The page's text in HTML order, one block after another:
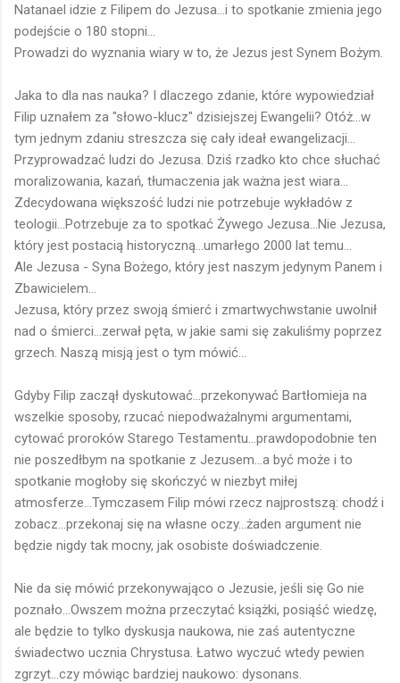
Natanael idzie z Filipem do Jezusa...i to spotkanie zmienia jego
podejście o 180 stopni...
Prowadzi do wyznania wiary w to, że Jezus jest Synem Bożym.
Jaka to dla nas nauka? I dlaczego zdanie, które wypowiedział
Filip uznałem za "słowo-klucz" dzisiejszej Ewangelii? Otóż...w
tym jednym zdaniu streszcza się cały ideał ewangelizacji...
Przyprowadzać ludzi do Jezusa. Dziś rzadko kto chce słuchać
moralizowania, kazań, tłumaczenia jak ważna jest wiara...
Zdecydowana większość ludzi nie potrzebuje wykładów z
teologii...Potrzebuje za to spotkać Żywego Jezusa...Nie Jezusa,
który jest postacią historyczną...umarłego 2000 lat temu...
Ale Jezusa - Syna Bożego, który jest naszym jedynym Panem i
Zbawicielem...
Jezusa, który przez swoją śmierć i zmartwychwstanie uwolnił
nad o śmierci...zerwał pęta, w jakie sami się zakuliśmy poprzez
grzech. Naszą misją jest o tym mówić...
Gdyby Filip zaczął dyskutować...przekonywać Bartłomieja na
wszelkie sposoby, rzucać niepodważalnymi argumentami,
cytować proroków Starego Testamentu...prawdopodobnie ten
nie poszedłbym na spotkanie z Jezusem...a być może i to
spotkanie mogłoby się skończyć w niezbyt miłej
atmosferze...Tymczasem Filip mówi rzecz najprostszą: chodź i
zobacz...przekonaj się na własne oczy...żaden argument nie
będzie nigdy tak mocny, jak osobiste doświadczenie.
Nie da się mówić przekonywająco o Jezusie, jeśli się Go nie
poznało...Owszem można przeczytać książki, posiąść wiedzę,
ale będzie to tylko dyskusja naukowa, nie zaś autentyczne
świadectwo ucznia Chrystusa. Łatwo wyczuć wtedy pewien
zgrzyt...czy mówiąc bardziej naukowo: dysonans.